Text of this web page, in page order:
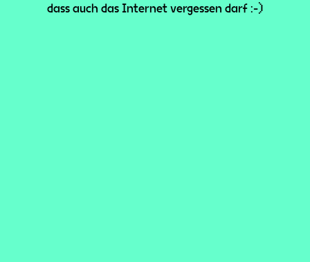
dass auch das Internet vergessen darf :-)